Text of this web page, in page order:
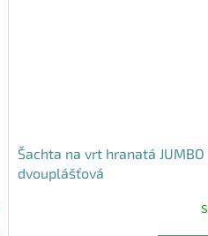
Šachta na vrt hranatá JUMBO
dvouplášťová